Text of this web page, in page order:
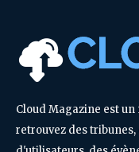
Cloud Magazine est
retrouvez des